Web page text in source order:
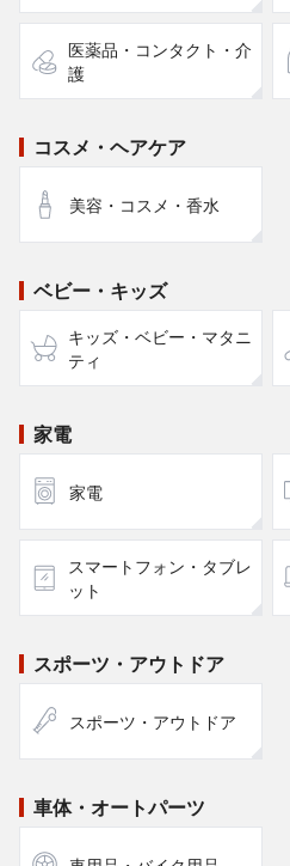
医薬品・コンタクト・介
護
コスメ・ヘアケア
美容・コスメ・香水
ベビー・キッズ
キッズ・ベビー・マタニ
ティ
家電
家電
スマートフォン・タブレ
ット
スポーツ・アウトドア
スポーツ・アウトドア
車体・オートパーツ